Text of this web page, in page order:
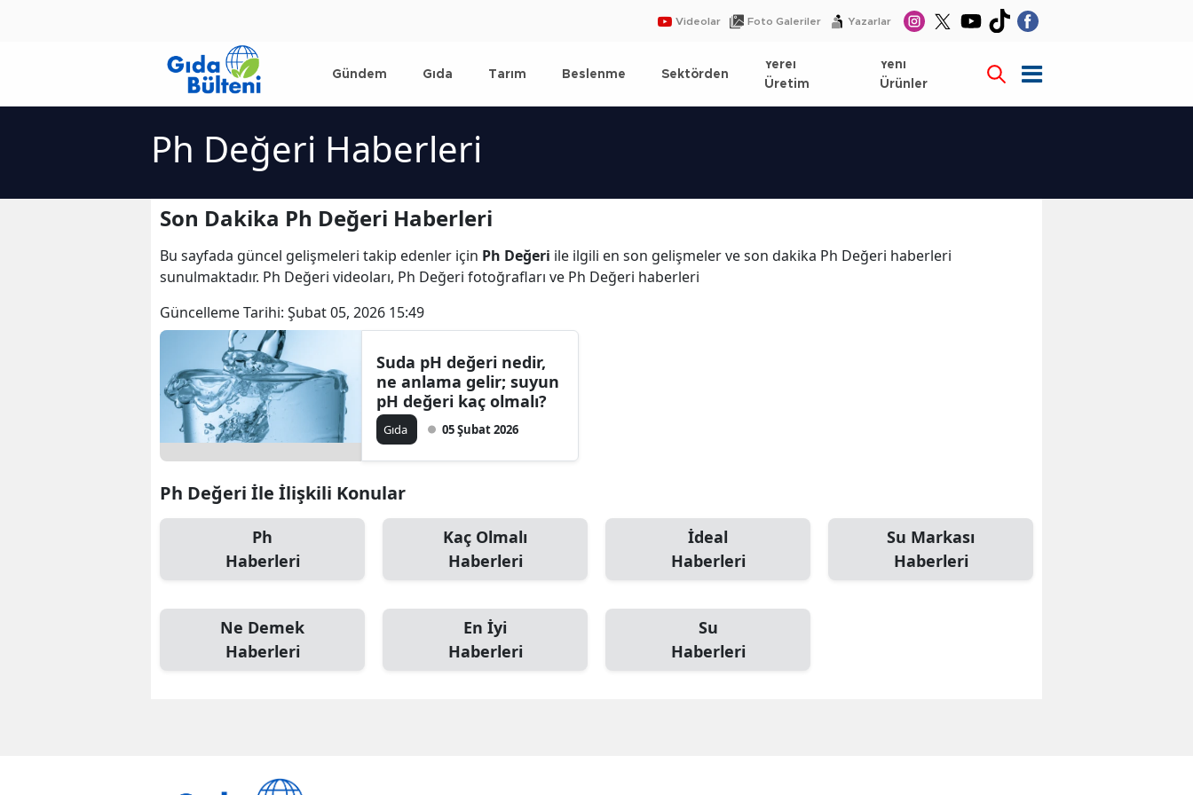
Videolar Foto Galeriler Yazarlar
Gündem Gıda Tarım Beslenme Sektörden
Yerel
Üretim
Yeni
Ürünler
Ph Değeri Haberleri
Son Dakika Ph Değeri Haberleri
Bu sayfada güncel gelişmeleri takip edenler için Ph Değeri ile ilgili en son gelişmeler ve son dakika Ph Değeri haberleri
sunulmaktadır. Ph Değeri videoları, Ph Değeri fotoğrafları ve Ph Değeri haberleri
Güncelleme Tarihi: Şubat 05, 2026 15:49
Suda pH değeri nedir,
ne anlama gelir; suyun
pH değeri kaç olmalı?
Gıda 05 Şubat 2026
Ph Değeri İle İlişkili Konular
Ph
Haberleri
Kaç Olmalı
Haberleri
İdeal
Haberleri
Su Markası
Haberleri
Ne Demek
Haberleri
En İyi
Haberleri
Su
Haberleri